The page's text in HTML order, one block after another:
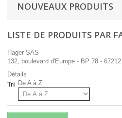
NOUVEAUX PRODUITS
LISTE DE PRODUITS PAR
Hager SAS
132, boulevard d'Europe - BP 78 -
Détails
Tri De A à Z